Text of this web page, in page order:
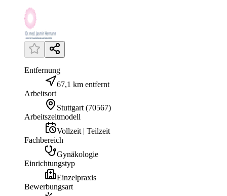
Entfernung
67,1 km entfernt
Arbeitsort
Stuttgart (70567)
Arbeitszeitmodell
Vollzeit | Teilzeit
Fachbereich
Gynäkologie
Einrichtungstyp
Einzelpraxis
Bewerbungsart